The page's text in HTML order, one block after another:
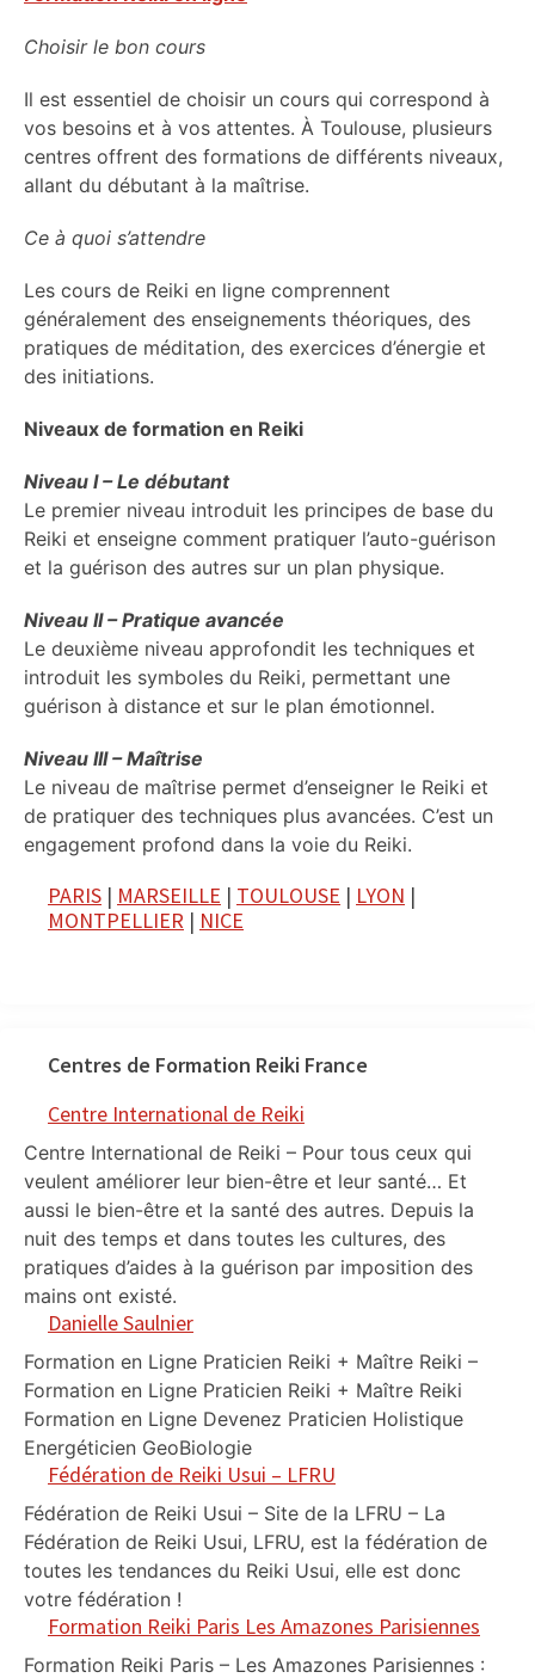
Choisir le bon cours
Il est essentiel de choisir un cours qui correspond à
vos besoins et à vos attentes. À Toulouse, plusieurs
centres offrent des formations de différents niveaux,
allant du débutant à la maîtrise.
Ce à quoi s’attendre
Les cours de Reiki en ligne comprennent
généralement des enseignements théoriques, des
pratiques de méditation, des exercices d’énergie et
des initiations.
Niveaux de formation en Reiki
Niveau I – Le débutant
Le premier niveau introduit les principes de base du
Reiki et enseigne comment pratiquer l’auto-guérison
et la guérison des autres sur un plan physique.
Niveau II – Pratique avancée
Le deuxième niveau approfondit les techniques et
introduit les symboles du Reiki, permettant une
guérison à distance et sur le plan émotionnel.
Niveau III – Maîtrise
Le niveau de maîtrise permet d’enseigner le Reiki et
de pratiquer des techniques plus avancées. C’est un
engagement profond dans la voie du Reiki.
PARIS | MARSEILLE | TOULOUSE | LYON |
MONTPELLIER | NICE
Centres de Formation Reiki France
Centre International de Reiki
Centre International de Reiki – Pour tous ceux qui
veulent améliorer leur bien-être et leur santé… Et
aussi le bien-être et la santé des autres. Depuis la
nuit des temps et dans toutes les cultures, des
pratiques d’aides à la guérison par imposition des
mains ont existé.
Danielle Saulnier
Formation en Ligne Praticien Reiki + Maître Reiki –
Formation en Ligne Praticien Reiki + Maître Reiki
Formation en Ligne Devenez Praticien Holistique
Energéticien GeoBiologie
Fédération de Reiki Usui – LFRU
Fédération de Reiki Usui – Site de la LFRU – La
Fédération de Reiki Usui, LFRU, est la fédération de
toutes les tendances du Reiki Usui, elle est donc
votre fédération !
Formation Reiki Paris Les Amazones Parisiennes
Formation Reiki Paris – Les Amazones Parisiennes :